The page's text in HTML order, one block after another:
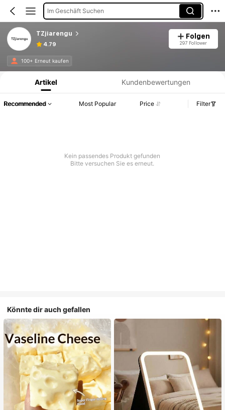
Im Geschäft Suchen
TZjiarengu
4.79
Folgen
297 Follower
100+ Erneut kaufen
Produktinformation: Preisangabe, Verkaufs- und Lagerbestandsdetails.
Artikel Kundenbewertungen
Recommended Most Popular Price Filter
Kein passendes Produkt gefunden
Bitte versuchen Sie es erneut.
Könnte dir auch gefallen